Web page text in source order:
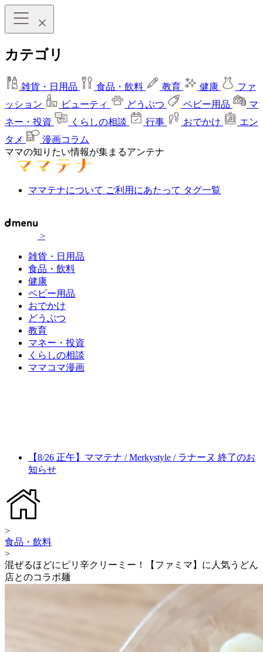
カテゴリ
雑貨・日用品 食品・飲料 教育 健康
ファ
ッション
ビューティ どうぶつ ベビー用品
マ
ネー・投資
くらしの相談 行事 おでかけ
エン
タメ
漫画コラム
ママの知りたい情報が集まるアンテナ
ママテナについて ご利用にあたって タグ一覧
>
雑貨・日用品
食品・飲料
健康
ベビー用品
おでかけ
どうぶつ
教育
マネー・投資
くらしの相談
ママコマ漫画
【8/26 正午】ママテナ / Merkystyle / ラナーヌ 終了のお
知らせ
>
食品・飲料
>
混ぜるほどにピリ辛クリーミー！【ファミマ】に人気うどん
店とのコラボ麺